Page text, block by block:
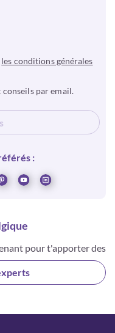
les conditions générales
conseils par email.
:
pour t'apporter des